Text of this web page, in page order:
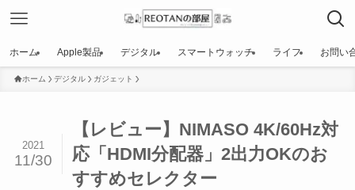
ホーム Apple製品 デジタル スマートウォッチ ライフ お問い
ホーム デジタル ガジェット
【レビュー】NIMASO 4K/60Hz対
応「HDMI分配器」2出力OKのお
すすめセレクター
2021
11/30